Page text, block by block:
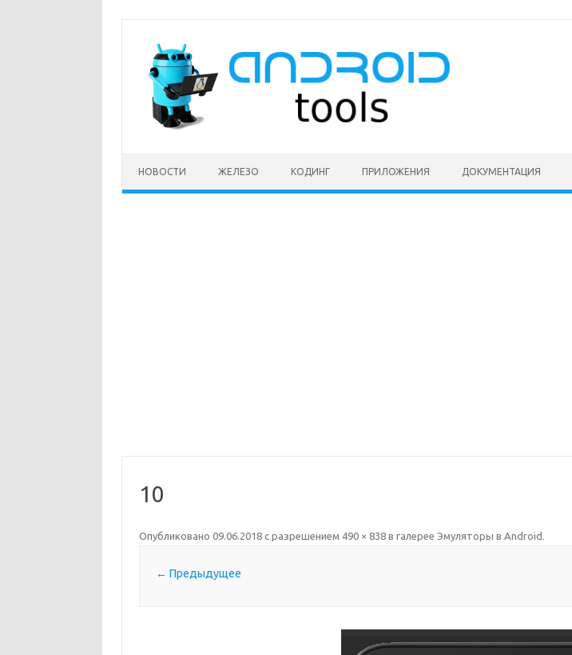
содержимому
НОВОСТИ ЖЕЛЕЗО КОДИНГ ПРИЛОЖЕНИЯ ДОКУМЕНТАЦИЯ
10
Опубликовано 09.06.2018с разрешением 490 × 838в галерее Эмуляторы в Android .
← Предыдущее